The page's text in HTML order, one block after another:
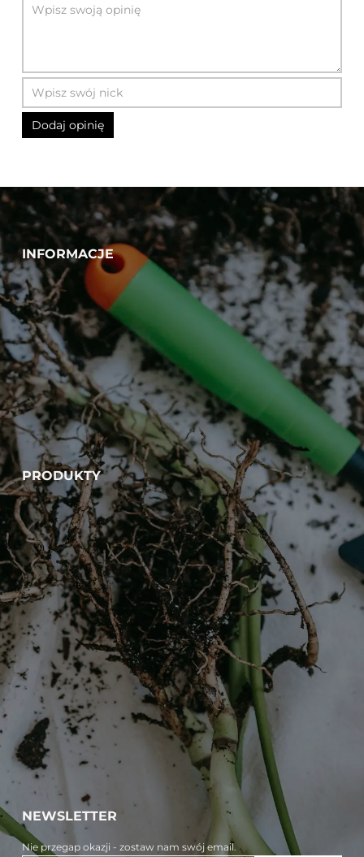
INFORMACJE
PRODUKTY
NEWSLETTER
Nie przegap okazji - zostaw nam swój email.